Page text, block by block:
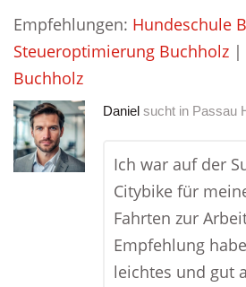
Empfehlungen: Hundeschule
Steueroptimierung Buchholz |
Buchholz
Daniel sucht in Passau
Ich war auf der
Citybike für
Fahrten zur
Empfehlung
leichtes und gut